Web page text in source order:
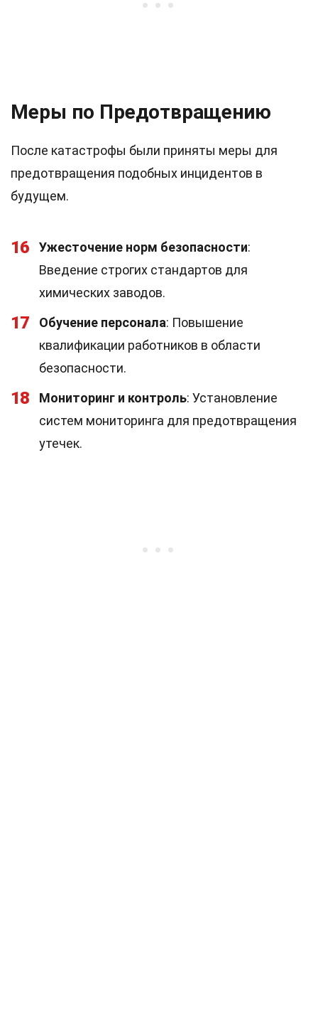
Меры по Предотвращению
После катастрофы были приняты меры для
предотвращения подобных инцидентов в
будущем.
16 Ужесточение норм безопасности:
Введение строгих стандартов для
химических заводов.
17 Обучение персонала: Повышение
квалификации работников в области
безопасности.
18 Мониторинг и контроль: Установление
систем мониторинга для предотвращения
утечек.